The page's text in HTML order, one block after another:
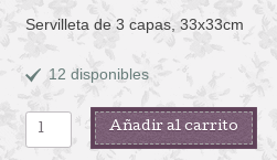
Servilleta de 3 capas, 33x33cm
12 disponibles
FISH
ON
Añadir al carrito